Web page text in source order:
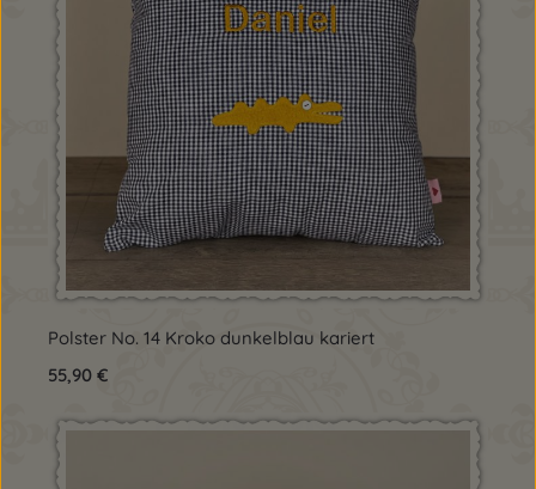
Polster No. 14 Kroko dunkelblau kariert
Regulärer Preis:
55,90 €